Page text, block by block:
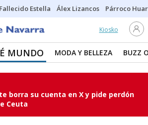
Fallecido Estella Álex Lizancos Párroco
Kiosko
MUNDO MODA Y BELLEZA BUZZ
borra su cuenta en X y pide perdón
Ceuta